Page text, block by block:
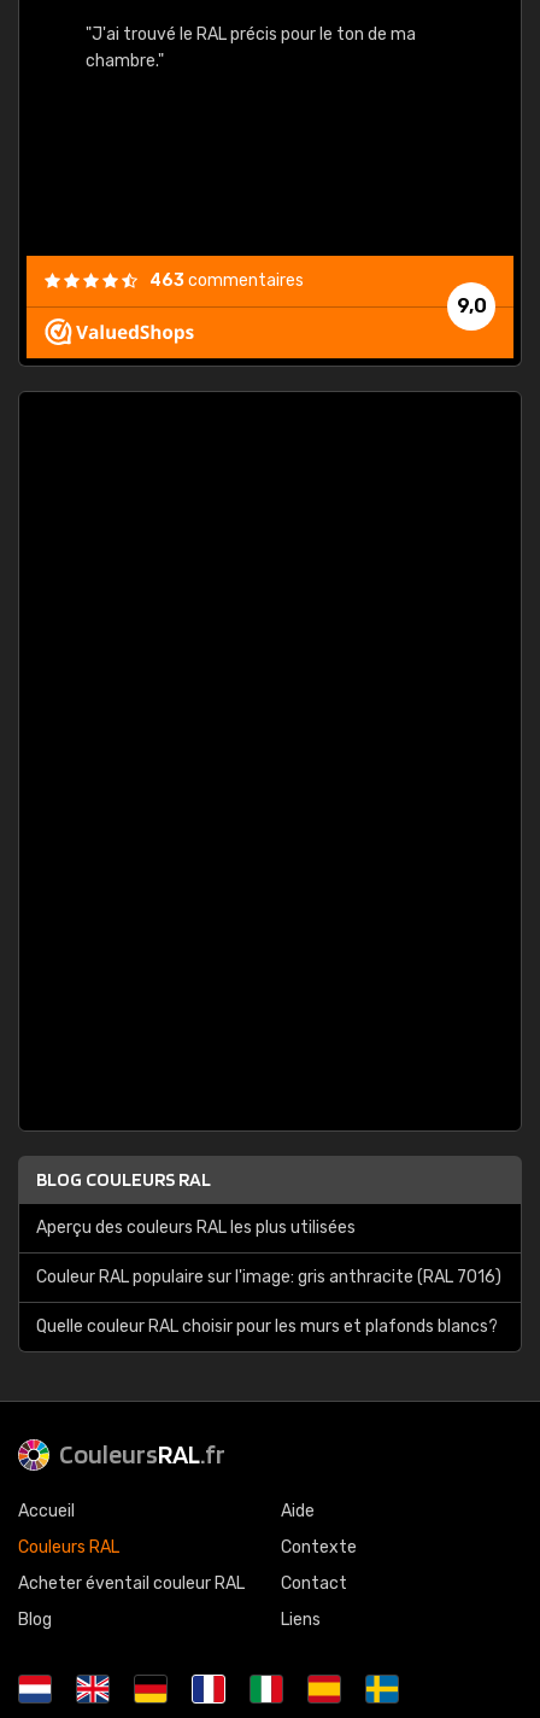
"J'ai trouvé le RAL précis pour le ton de ma
chambre."
9,0
463commentaires
BLOG COULEURS RAL
Aperçu des couleurs RAL les plus utilisées
Couleur RAL populaire sur l'image: gris anthracite (RAL 7016)
Quelle couleur RAL choisir pour les murs et plafonds blancs?
CouleursRAL.fr
Accueil
Couleurs RAL
Acheter éventail couleur RAL
Blog
Aide
Contexte
Contact
Liens